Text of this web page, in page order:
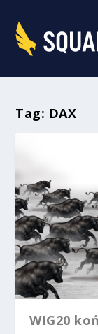
Tag: DAX
WIG20